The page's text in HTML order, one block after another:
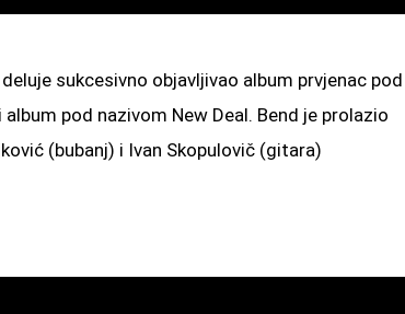
sukcesivno objavljivao album prvjenac pod
pod nazivom New Deal. Bend je prolazio
(bubanj) i Ivan Skopulovič (gitara)